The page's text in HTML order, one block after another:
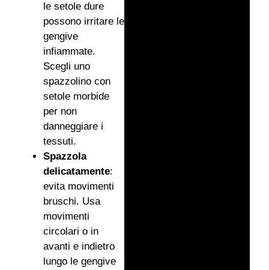
le setole dure
possono irritare le
gengive
infiammate.
Scegli uno
spazzolino con
setole morbide
per non
danneggiare i
tessuti.
Spazzola
delicatamente:
evita movimenti
bruschi. Usa
movimenti
circolari o in
avanti e indietro
lungo le gengive